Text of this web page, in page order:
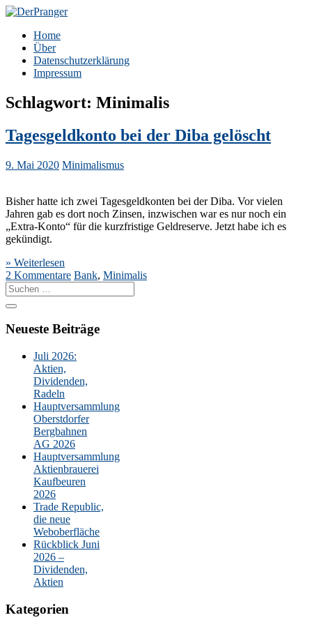
Zum
springen
DerPranger
Finanzen, Freiheit, Prangerei
Home
Über
Datenschutzerklärung
Impressum
Schlagwort: Minimalis
Tagesgeldkonto bei der Diba gelöscht
9. Mai 2020 Minimalismus
Bisher hatte ich zwei Tagesgeldkonten bei der Diba. Vor vielen
Jahren gab es dort noch Zinsen, inzwischen war es nur noch ein
„Extra-Konto“ für die kurzfristige Geldreserve. Jetzt habe ich es
gekündigt.
» Weiterlesen
2 Kommentare Bank, Minimalis
Suche
nach:
Neueste Beiträge
Juli 2026:
Aktien,
Dividenden,
Radeln
Hauptversammlung
Oberstdorfer
Bergbahnen
AG 2026
Hauptversammlung
Aktienbrauerei
Kaufbeuren
2026
Trade Republic,
die neue
Weboberfläche
Rückblick Juni
2026 –
Dividenden,
Aktien
Kategorien